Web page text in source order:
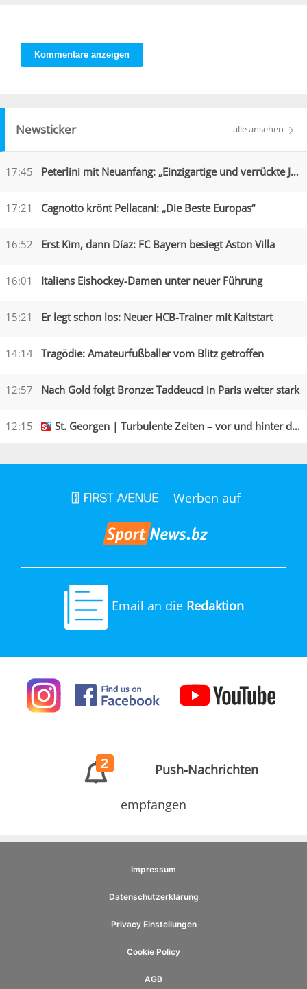
Kommentare anzeigen
Newsticker alle ansehen
17:45 Peterlini mit Neuanfang: „Einzigartige und verrückte Jahre“
17:21 Cagnotto krönt Pellacani: „Die Beste Europas“
16:52 Erst Kim, dann Díaz: FC Bayern besiegt Aston Villa
16:01 Italiens Eishockey-Damen unter neuer Führung
15:21 Er legt schon los: Neuer HCB-Trainer mit Kaltstart
14:14 Tragödie: Amateurfußballer vom Blitz getroffen
12:57 Nach Gold folgt Bronze: Taddeucci in Paris weiter stark
12:15 St. Georgen | Turbulente Zeiten – vor und hinter den Kulissen
Werben auf
Email an die Redaktion
2 Push-Nachrichten
empfangen
Impressum
Datenschutzerklärung
Privacy Einstellungen
Cookie Policy
AGB